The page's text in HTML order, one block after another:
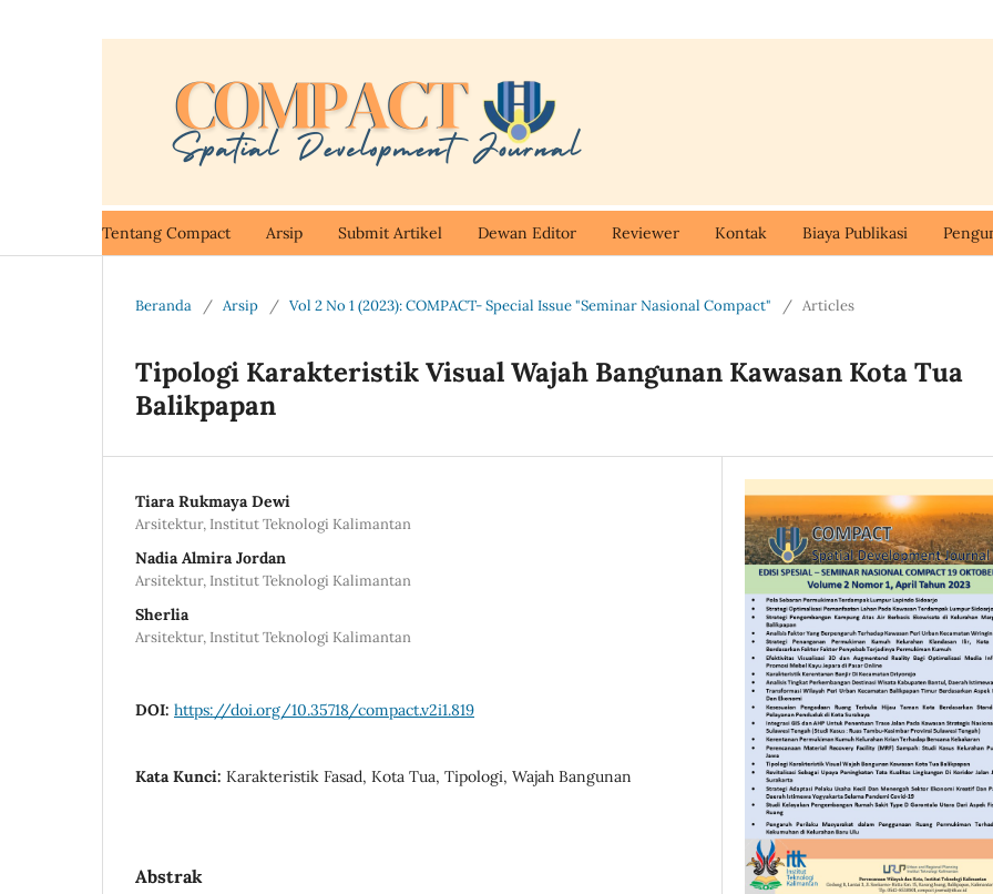
Tentang Compact Arsip Submit Artikel Dewan Editor Reviewer Kontak Biaya Publikasi
Beranda / Arsip / Vol 2 No 1 (2023): COMPACT- Special Issue "Seminar Nasional Compact" / Articles
Tipologi Karakteristik Visual Wajah Bangunan Kawasan Kota Tua
Balikpapan
Tiara Rukmaya Dewi
Arsitektur, Institut Teknologi Kalimantan
Nadia Almira Jordan
Arsitektur, Institut Teknologi Kalimantan
Sherlia
Arsitektur, Institut Teknologi Kalimantan
DOI: https://doi.org/10.35718/compact.v2i1.819
Kata Kunci: Karakteristik Fasad, Kota Tua, Tipologi, Wajah Bangunan
Abstrak